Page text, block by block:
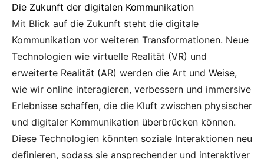
Die Zukunft der digitalen Kommunikation
Mit Blick auf die Zukunft steht die digitale
Kommunikation vor weiteren Transformationen. Neue
Technologien wie virtuelle Realität (VR) und
erweiterte Realität (AR) werden die Art und Weise,
wie wir online interagieren, verbessern und immersive
Erlebnisse schaffen, die die Kluft zwischen physischer
und digitaler Kommunikation überbrücken können.
Diese Technologien könnten soziale Interaktionen neu
definieren, sodass sie ansprechender und interaktiver